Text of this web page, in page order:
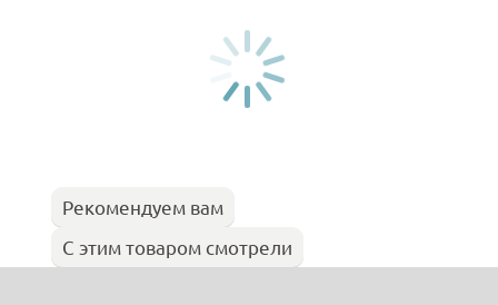
Рекомендуем вам
С этим товаром смотрели